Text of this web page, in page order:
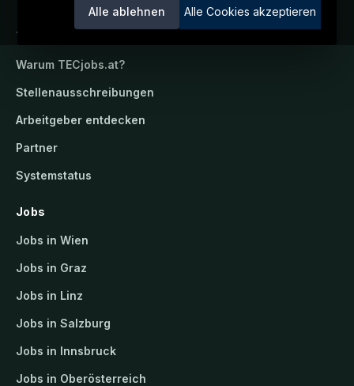
Alle ablehnen Alle Cookies akzeptieren
TECjobs.at
Warum TECjobs.at?
Stellenausschreibungen
Arbeitgeber entdecken
Partner
Systemstatus
Jobs
Jobs in Wien
Jobs in Graz
Jobs in Linz
Jobs in Salzburg
Jobs in Innsbruck
Jobs in Oberösterreich